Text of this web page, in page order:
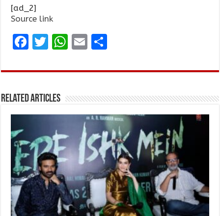
[ad_2]
Source link
F
ce
o
o
k
T
it
r
W
at
A
p
p
E
ai ar
Related Articles